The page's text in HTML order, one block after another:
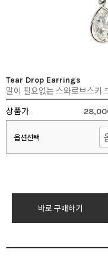
Tear Drop Earrings
말이 필요없는 스와로브스키
상품가
옵션선택
바로 구매하기